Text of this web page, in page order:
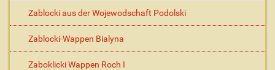
Zablocki aus der Wojewodschaft Podolski
Zablocki-Wappen Bialyna
Zaboklicki Wappen Roch I